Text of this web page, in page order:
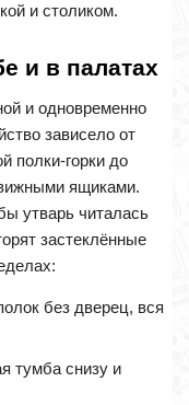
и столиком.
и в палатах
и одновременно
зависело от
полки-горки до
ящиками.
утварь читалась
застеклённые
без дверец, вся
тумба снизу и